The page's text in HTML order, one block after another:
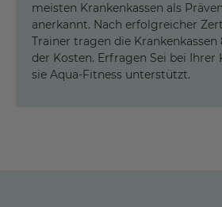
meisten Krankenkassen als
anerkannt. Nach erfolgreicher
Trainer tragen die Krankenkassen
der Kosten. Erfragen Sei bei Ihrer
sie Aqua-Fitness unterstützt.